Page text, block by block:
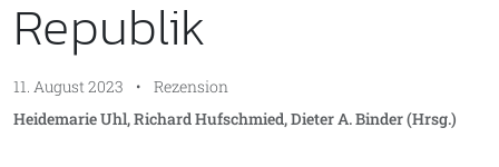
Republik
11. August 2023 •
Rezension
Heidemarie Uhl, Richard Hufschmied, Dieter A. Binder (Hrsg.)